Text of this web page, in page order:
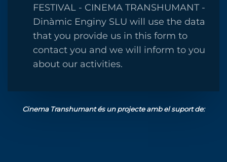
FESTIVAL - CINEMA TRANSHUMANT -
Dinàmic Enginy SLU will use the data
that you provide us in this form to
contact you and we will inform to you
about our activities.
Cinema Transhumant és un projecte amb el suport de: